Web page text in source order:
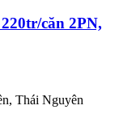
căn 2PN,
Thái Nguyên